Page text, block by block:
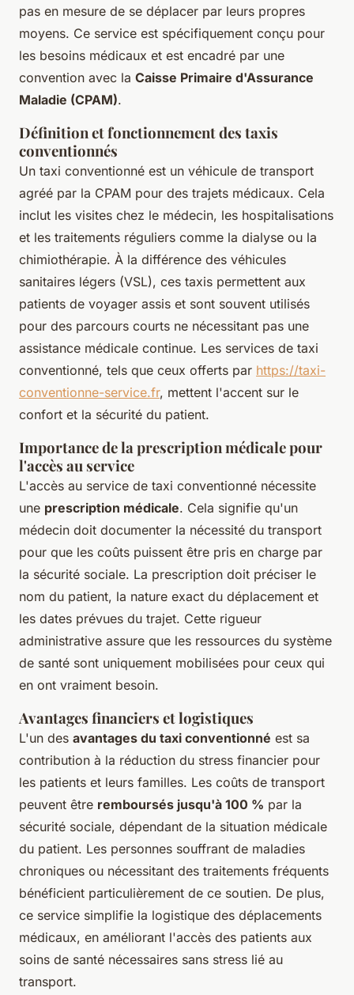
pas en mesure de se déplacer par leurs propres
moyens. Ce service est spécifiquement conçu pour
les besoins médicaux et est encadré par une
convention avec la Caisse Primaire d'Assurance
Maladie (CPAM).
Définition et fonctionnement des taxis
conventionnés
Un taxi conventionné est un véhicule de transport
agréé par la CPAM pour des trajets médicaux. Cela
inclut les visites chez le médecin, les hospitalisations
et les traitements réguliers comme la dialyse ou la
chimiothérapie. À la différence des véhicules
sanitaires légers (VSL), ces taxis permettent aux
patients de voyager assis et sont souvent utilisés
pour des parcours courts ne nécessitant pas une
assistance médicale continue. Les services de taxi
conventionné, tels que ceux offerts par https://taxi-
conventionne-service.fr, mettent l'accent sur le
confort et la sécurité du patient.
Importance de la prescription médicale pour
l'accès au service
L'accès au service de taxi conventionné nécessite
une prescription médicale. Cela signifie qu'un
médecin doit documenter la nécessité du transport
pour que les coûts puissent être pris en charge par
la sécurité sociale. La prescription doit préciser le
nom du patient, la nature exact du déplacement et
les dates prévues du trajet. Cette rigueur
administrative assure que les ressources du système
de santé sont uniquement mobilisées pour ceux qui
en ont vraiment besoin.
Avantages financiers et logistiques
L'un des avantages du taxi conventionné est sa
contribution à la réduction du stress financier pour
les patients et leurs familles. Les coûts de transport
peuvent être remboursés jusqu'à 100 % par la
sécurité sociale, dépendant de la situation médicale
du patient. Les personnes souffrant de maladies
chroniques ou nécessitant des traitements fréquents
bénéficient particulièrement de ce soutien. De plus,
ce service simplifie la logistique des déplacements
médicaux, en améliorant l'accès des patients aux
soins de santé nécessaires sans stress lié au
transport.